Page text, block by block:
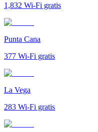
1,832 Wi-Fi gratis
Punta Cana
377 Wi-Fi gratis
La Vega
283 Wi-Fi gratis